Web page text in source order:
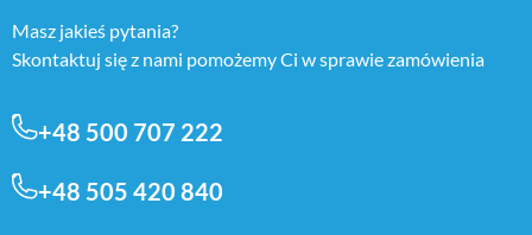
Masz jakieś pytania?
Skontaktuj się z nami pomożemy Ci w sprawie zamówienia
+48 500 707 222
+48 505 420 840